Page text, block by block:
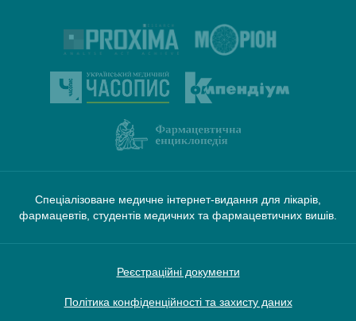
Спеціалізоване медичне інтернет-видання для лікарів,
фармацевтів, студентів медичних та фармацевтичних вишів.
Реєстраційні документи
Політика конфіденційності та захисту даних